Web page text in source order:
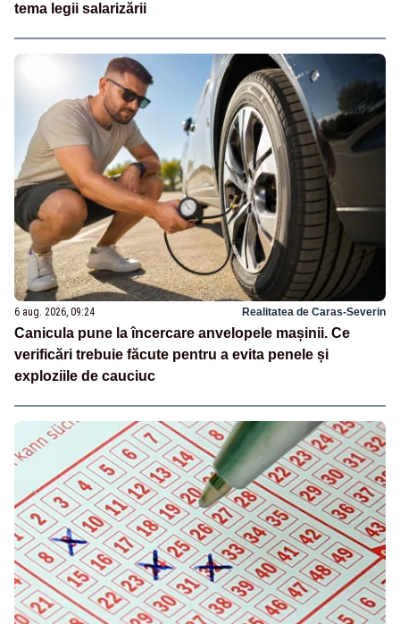
tema legii salarizării
6 aug. 2026, 09:24 Realitatea de Caras-Severin
Canicula pune la încercare anvelopele mașinii. Ce
verificări trebuie făcute pentru a evita penele și
exploziile de cauciuc